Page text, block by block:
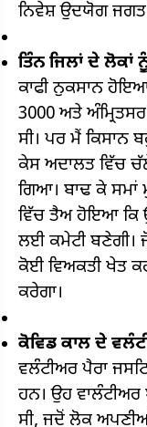
ਨਿਵੇਸ਼ ਉਦਯੋਗ ਜਗਤ
ਤਿੰਨ ਜਿਲਾਂ ਦੇ ਲੋਕਾਂ
ਕਾਫੀ ਨੁਕਸਾਨ
3000 ਅਤੇ
ਸੀ। ਪਰ ਮੈਂ ਕਿਸਾਨ
ਕੇਸ ਅਦਾਲਤ ਵਿੱਚ
ਗਿਆ। ਬਾਢ ਕੇ
ਵਿੱਚ ਤੈਅ ਹੋਇਆ ਕਿ
ਲਈ ਕਮੇਟੀ ਬਣੇਗੀ।
ਕੋਈ ਵਿਅਕਤੀ ਖੇਤ
ਕਰੇਗਾ।
ਕੋਵਿਡ ਕਾਲ ਦੇ
ਵਲੰਟੀਅਰ ਪੈਰਾ
ਹਨ। ਉਹ
ਸੀ, ਜਦੋਂ ਲੋਕ